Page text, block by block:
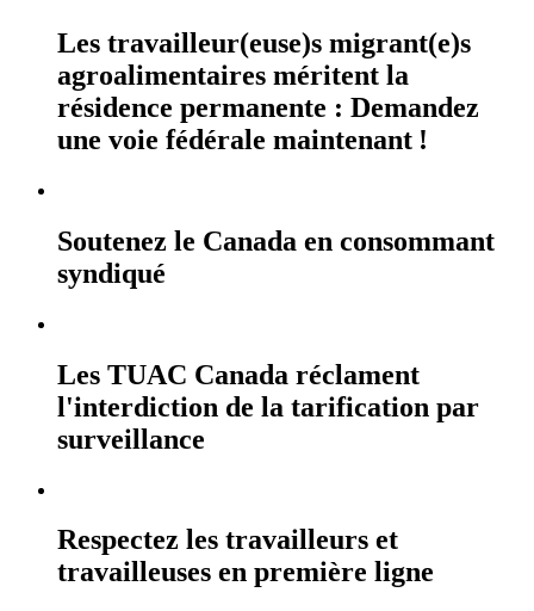
Les travailleur(euse)s migrant(e)s
agroalimentaires méritent la
résidence permanente : Demandez
une voie fédérale maintenant !
Soutenez le Canada en consommant
syndiqué
Les TUAC Canada réclament
l'interdiction de la tarification par
surveillance
Respectez les travailleurs et
travailleuses en première ligne